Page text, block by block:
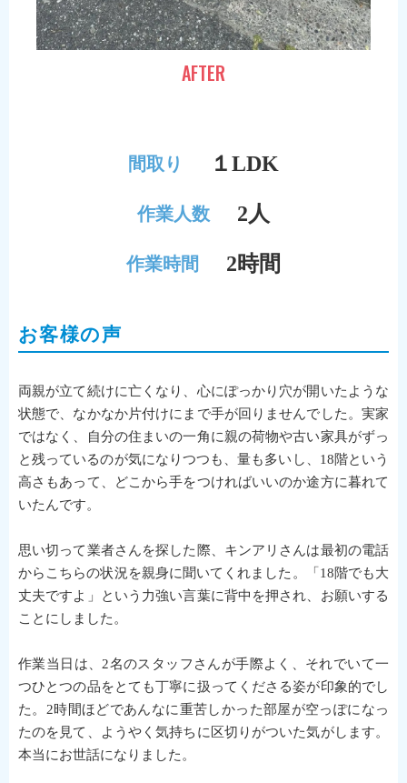
AFTER
間取り １LDK
作業人数 2人
作業時間 2時間
お客様の声
両親が立て続けに亡くなり、心にぽっかり穴が開いたような
状態で、なかなか片付けにまで手が回りませんでした。実家
ではなく、自分の住まいの一角に親の荷物や古い家具がずっ
と残っているのが気になりつつも、量も多いし、18階という
高さもあって、どこから手をつければいいのか途方に暮れて
いたんです。
思い切って業者さんを探した際、キンアリさんは最初の電話
からこちらの状況を親身に聞いてくれました。「18階でも大
丈夫ですよ」という力強い言葉に背中を押され、お願いする
ことにしました。
作業当日は、2名のスタッフさんが手際よく、それでいて一
つひとつの品をとても丁寧に扱ってくださる姿が印象的でし
た。2時間ほどであんなに重苦しかった部屋が空っぽになっ
たのを見て、ようやく気持ちに区切りがついた気がします。
本当にお世話になりました。